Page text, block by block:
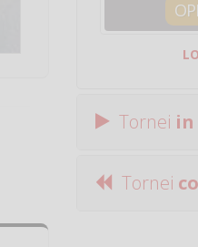
Tornei in
Tornei